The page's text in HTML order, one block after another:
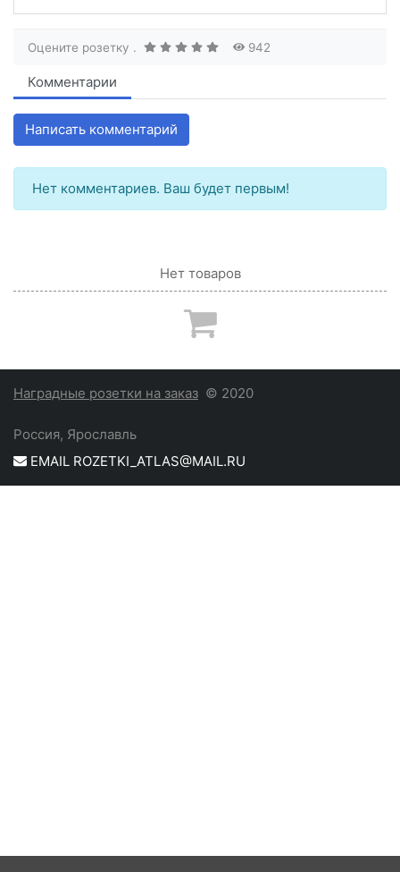
Оцените розетку . 942
Комментарии
Написать комментарий
Нет комментариев. Ваш будет первым!
Нет товаров
Наградные розетки на заказ © 2020
Россия, Ярославль
EMAIL ROZETKI_ATLAS@MAIL.RU